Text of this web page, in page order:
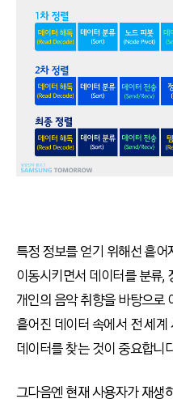
특정 정보를 얻기 위해선 흩
이동시키면서 데이터를 분류,
개인의 음악 취향을 바탕으로
흩어진 데이터 속에서 전 세
데이터를 찾는 것이 중요합니
그다음엔 현재 사용자가 재생